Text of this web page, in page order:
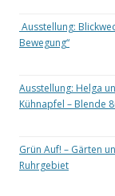
Ausstellung:
Bewegung“
Ausstellung: Helga
Kühnapfel – Blende
Grün Auf! – Gärten
Ruhrgebiet